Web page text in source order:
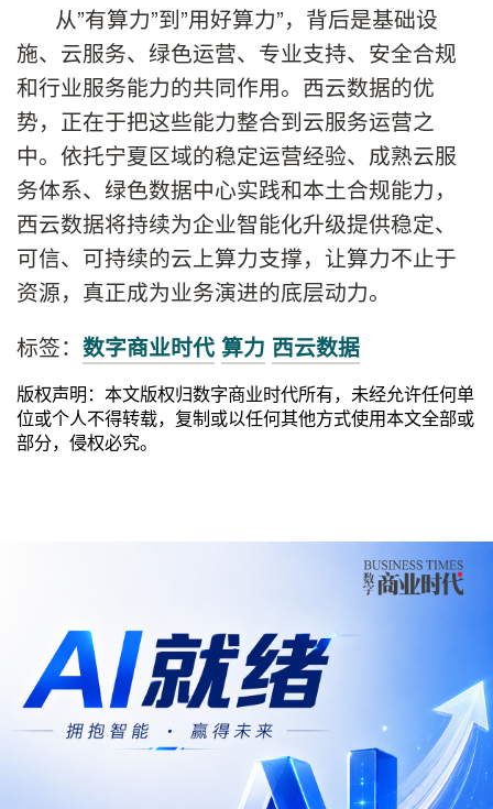
从”有算力”到”用好算力”，背后是基础设
施、云服务、绿色运营、专业支持、安全合规
和行业服务能力的共同作用。西云数据的优
势，正在于把这些能力整合到云服务运营之
中。依托宁夏区域的稳定运营经验、成熟云服
务体系、绿色数据中心实践和本土合规能力，
西云数据将持续为企业智能化升级提供稳定、
可信、可持续的云上算力支撑，让算力不止于
资源，真正成为业务演进的底层动力。
标签： 数字商业时代 算力 西云数据
版权声明：本文版权归数字商业时代所有，未经允许任何单
位或个人不得转载，复制或以任何其他方式使用本文全部或
部分，侵权必究。